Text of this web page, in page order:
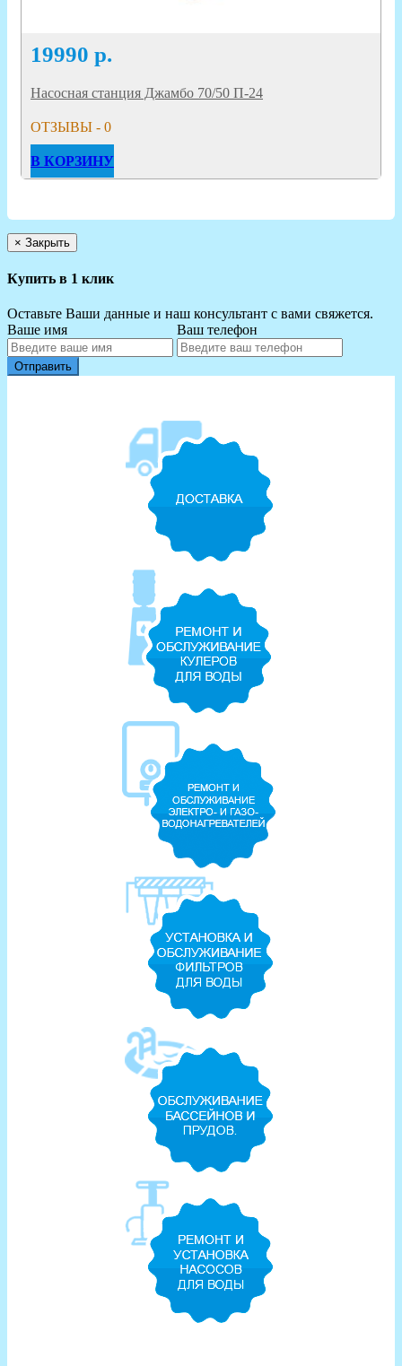
19990 р.
Насосная станция Джамбо 70/50 П-24
ОТЗЫВЫ - 0
В КОРЗИНУ
× Закрыть
Купить в 1 клик
Оставьте Ваши данные и наш консультант с вами свяжется.
Ваше имя
Ваш телефон
Отправить